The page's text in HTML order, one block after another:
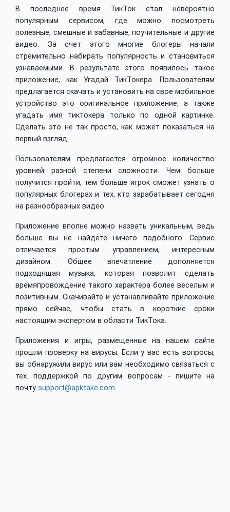
В последнее время ТикТок стал невероятно
популярным сервисом, где можно посмотреть
полезные, смешные и забавные, поучительные и другие
видео. За счет этого многие блогеры начали
стремительно набирать популярность и становиться
узнаваемыми. В результате этого появилось такое
приложение, как Угадай ТикТокера. Пользователям
предлагается скачать и установить на свое мобильное
устройство это оригинальное приложение, а также
угадать имя тиктокера только по одной картинке.
Сделать это не так просто, как может показаться на
первый взгляд.
Пользователям предлагается огромное количество
уровней разной степени сложности. Чем больше
получится пройти, тем больше игрок сможет узнать о
популярных блогерах и тех, кто зарабатывает сегодня
на разнообразных видео.
Приложение вполне можно назвать уникальным, ведь
больше вы не найдете ничего подобного. Сервис
отличается простым управлением, интересным
дизайном. Общее впечатление дополняется
подходящая музыка, которая позволит сделать
времяпровождение такого характера более веселым и
позитивным. Скачивайте и устанавливайте приложение
прямо сейчас, чтобы стать в короткие сроки
настоящим экспертом в области ТикТока.
Приложения и игры, размещенные на нашем сайте
прошли проверку на вирусы. Если у вас есть вопросы,
вы обнаружили вирус или вам необходимо связаться с
тех. поддержкой по другим вопросам - пишите на
почту support@apktake.com.